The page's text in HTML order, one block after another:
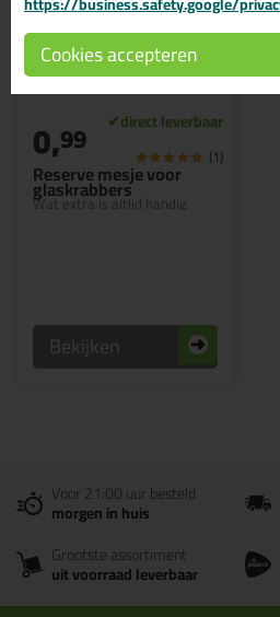
Reserve mesje voor
glaskrabbers
Wat extra is altijd handig
0,99 (1)
Bekijken
Voor 21:00 uur besteld
morgen in huis
Grootste assortiment
uit voorraad leverbaar
Cookies accepteren